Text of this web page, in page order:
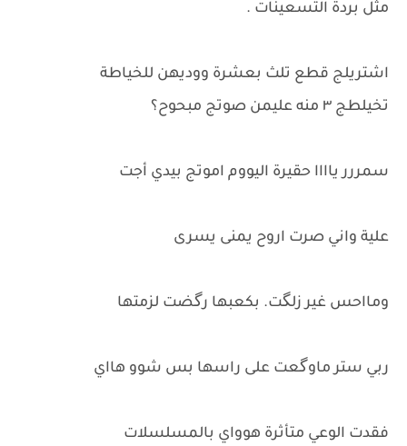
مثل بردة التسعينات .
اشتريلج قطع تلث بعشرة ووديهن للخياطة
تخيلطج ٣ منه عليمن صوتج مبحوح؟
سمررر ياااا حقيرة اليووم اموتج بيدي أجت
علية واني صرت اروح يمنى يسرى
ومااحس غير زلگت. بكعبها رگضت لزمتها
ربي ستر ماوگعت على راسها بس شوو هااي
فقدت الوعي متأثرة هوواي بالمسلسلات